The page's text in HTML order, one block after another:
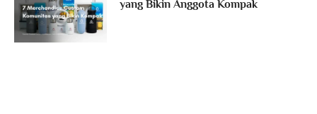
yang Bikin Anggota Kompak